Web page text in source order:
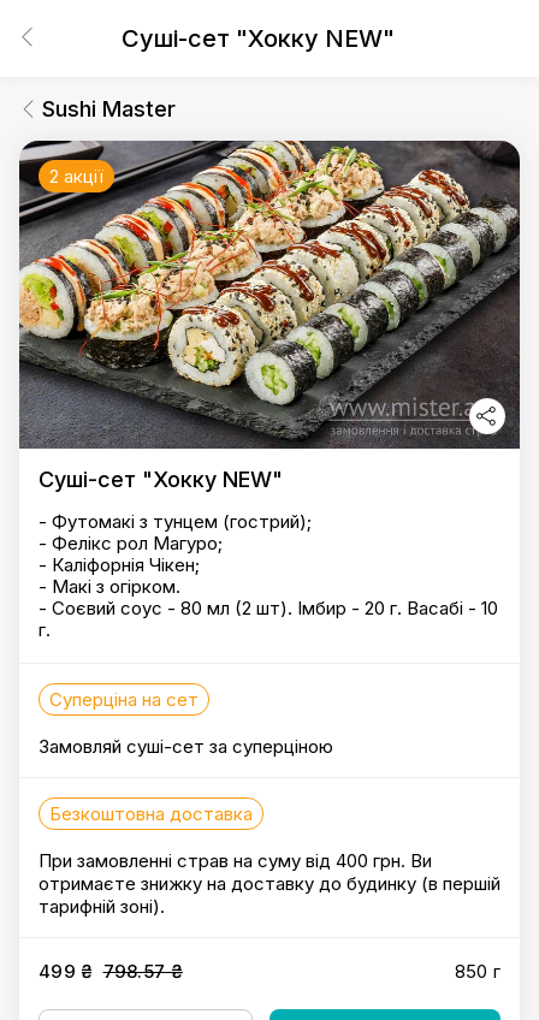
Суші-сет "Хокку NEW"
Sushi Master
2 акції
Суші-сет "Хокку NEW"
- Футомакі з тунцем (гострий);
- Фелікс рол Магуро;
- Каліфорнія Чікен;
- Макі з огірком.
- Соєвий соус - 80 мл (2 шт). Імбир - 20 г. Васабі - 10
г.
Суперціна на сет
Замовляй суші-сет за суперціною
Безкоштовна доставка
При замовленні страв на суму від 400 грн. Ви
отримаєте знижку на доставку до будинку (в першій
тарифній зоні).
499 ₴ 798.57 ₴ 850 г